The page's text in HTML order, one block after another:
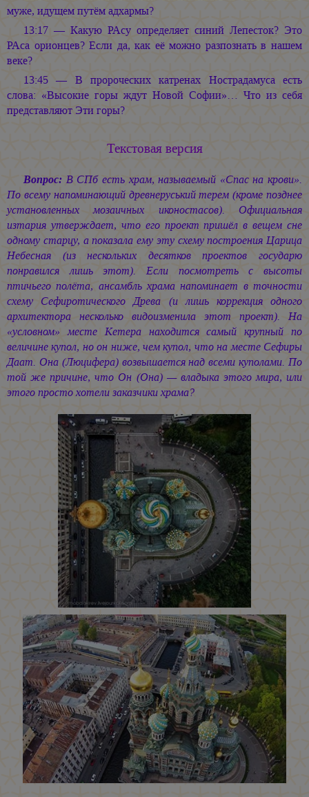
муже, идущем путём адхармы?
13:17 — Какую РАсу определяет синий Лепесток? Это
РАса орионцев? Если да, как её можно разпознать в нашем
веке?
13:45 — В пророческих катренах Нострадамуса есть
слова: «Высокие горы ждут Новой Софии»… Что из себя
представляют Эти горы?
Текстовая версия
Вопрос: В СПб есть храм, называемый «Спас на крови».
По всему напоминающий древнеруський терем (кроме позднее
установленных мозаичных иконостасов). Официальная
изтария утверждает, что его проект пришёл в вещем сне
одному старцу, а показала ему эту схему построения Царица
Небесная (из нескольких десятков проектов государю
понравился лишь этот). Если посмотреть с высоты
птичьего полёта, ансамбль храма напоминает в точности
схему Сефиротического Древа (и лишь коррекция одного
архитектора несколько видоизменила этот проект). На
«условном» месте Кетера находится самый крупный по
величине купол, но он ниже, чем купол, что на месте Сефиры
Даат. Она (Люцифера) возвышается над всеми куполами. По
той же причине, что Он (Она) — владыка этого мира, или
этого просто хотели заказчики храма?